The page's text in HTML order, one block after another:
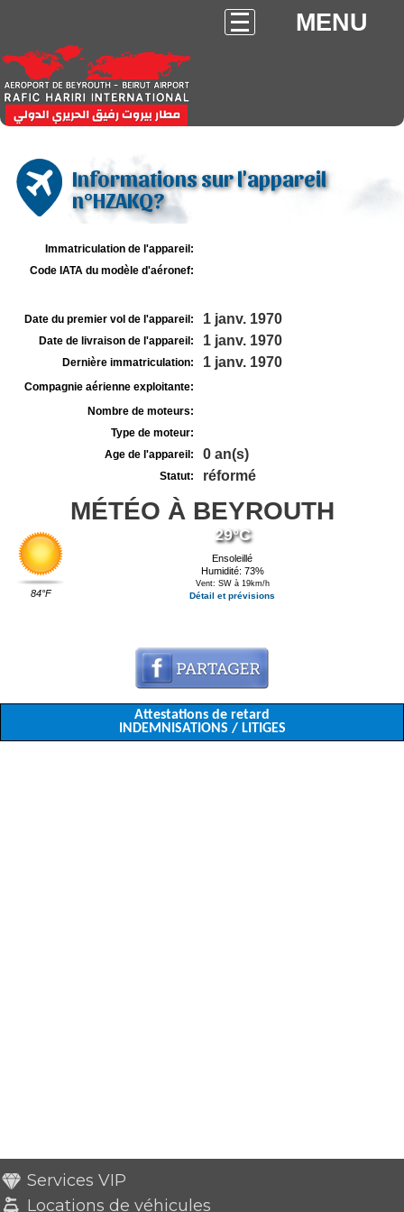
MENU
Informations sur l'appareil
n°HZAKQ?
Immatriculation de l'appareil:
Code IATA du modèle d'aéronef:
Date du premier vol de l'appareil: 1 janv. 1970
Date de livraison de l'appareil: 1 janv. 1970
Dernière immatriculation: 1 janv. 1970
Compagnie aérienne exploitante:
Nombre de moteurs:
Type de moteur:
Age de l'appareil:
0 an(s)
Statut: réformé
MÉTÉO À BEYROUTH
84°F
29°C
Ensoleillé
Humidité: 73%
Vent: SW à 19km/h
Détail et prévisions
Attestations de retard
INDEMNISATIONS / LITIGES
Services VIP
Locations de véhicules